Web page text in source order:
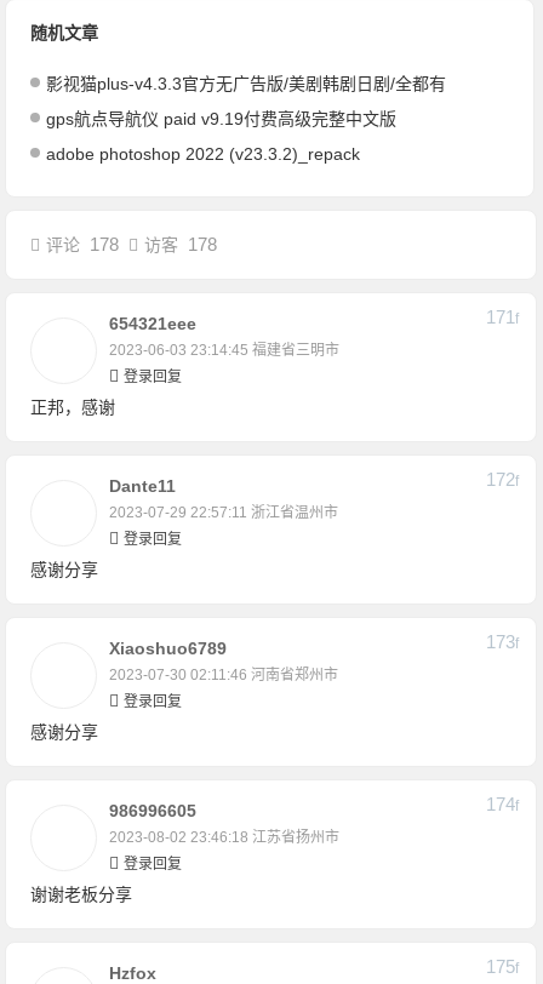
随机文章
影视猫plus-v4.3.3官方无广告版/美剧韩剧日剧/全都有
gps航点导航仪 paid v9.19付费高级完整中文版
adobe photoshop 2022 (v23.3.2)_repack
评论 178 访客 178
654321eee
2023-06-03 23:14:45 福建省三明市
171F
登录回复
正邦，感谢
Dante11
2023-07-29 22:57:11 浙江省温州市
172F
登录回复
感谢分享
Xiaoshuo6789
2023-07-30 02:11:46 河南省郑州市
173F
登录回复
感谢分享
986996605
2023-08-02 23:46:18 江苏省扬州市
174F
登录回复
谢谢老板分享
Hzfox 175F